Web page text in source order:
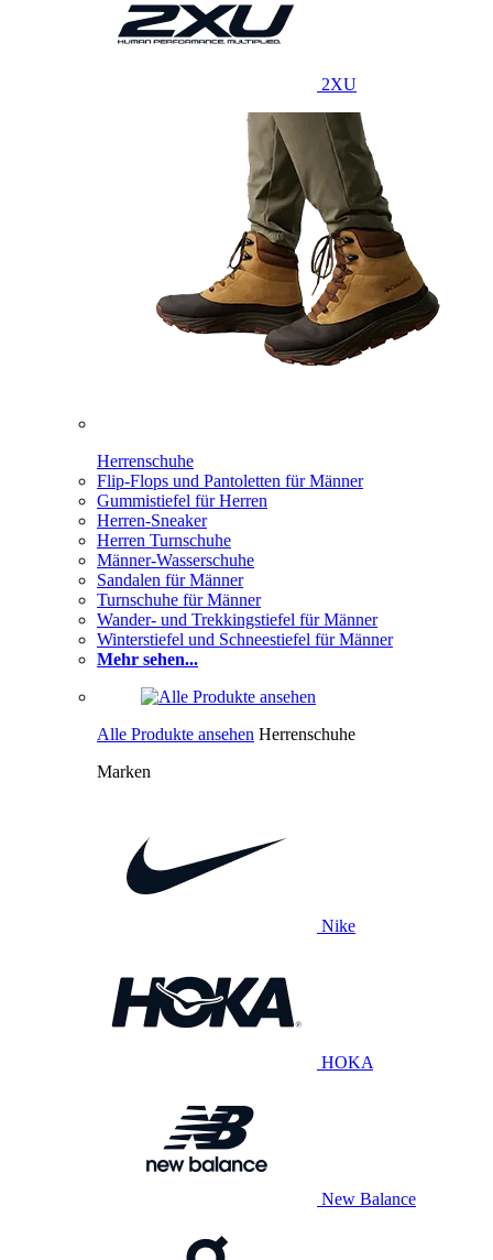
2XU
Herrenschuhe
Flip-Flops und Pantoletten für Männer
Gummistiefel für Herren
Herren-Sneaker
Herren Turnschuhe
Männer-Wasserschuhe
Sandalen für Männer
Turnschuhe für Männer
Wander- und Trekkingstiefel für Männer
Winterstiefel und Schneestiefel für Männer
Mehr sehen...
Alle Produkte ansehen Herrenschuhe
Marken
Nike
HOKA
New Balance